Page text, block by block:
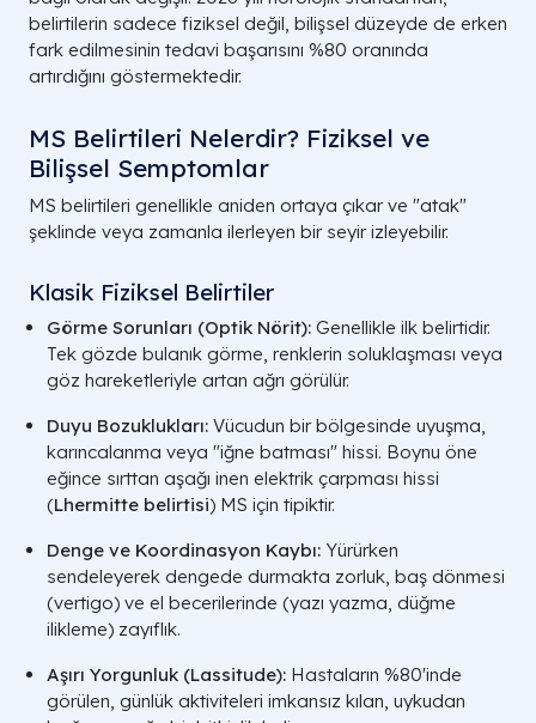
belirtilerin sadece fiziksel değil, bilişsel düzeyde de erken
fark edilmesinin tedavi başarısını %80 oranında
artırdığını göstermektedir.
MS Belirtileri Nelerdir? Fiziksel ve
Bilişsel Semptomlar
MS belirtileri genellikle aniden ortaya çıkar ve "atak"
şeklinde veya zamanla ilerleyen bir seyir izleyebilir.
Klasik Fiziksel Belirtiler
Görme Sorunları (Optik Nörit): Genellikle ilk belirtidir.
Tek gözde bulanık görme, renklerin soluklaşması veya
göz hareketleriyle artan ağrı görülür.
Duyu Bozuklukları: Vücudun bir bölgesinde uyuşma,
karıncalanma veya "iğne batması" hissi. Boynu öne
eğince sırttan aşağı inen elektrik çarpması hissi
(Lhermitte belirtisi) MS için tipiktir.
Denge ve Koordinasyon Kaybı: Yürürken
sendeleyerek dengede durmakta zorluk, baş dönmesi
(vertigo) ve el becerilerinde (yazı yazma, düğme
ilikleme) zayıflık.
Aşırı Yorgunluk (Lassitude): Hastaların %80'inde
görülen, günlük aktiviteleri imkansız kılan, uykudan